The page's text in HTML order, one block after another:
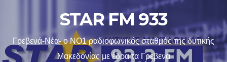
STAR FM 933
Γρεβενά-Νέα- ο ΝΟ1 ραδιοφωνικός σταθμός της δυτικής
Μακεδονίας με έδρα τα Γρεβενα